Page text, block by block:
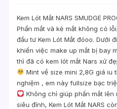
Kem Lót Mắt NARS SMUDGE
Phấn mắt và kẻ mắt không có
đầu tư Kem Lót Mắt đóoo. Dưới
khiến việc make up mắt bị bay
thì đã có kem lót mắt Nars xử
Mint về size mini 2,8G giá iu
nghiệm , em này fullsize bạc
Không chỉ giúp phấn mắt lên
siêu đỉnh, Kem Lót Mắt NARS